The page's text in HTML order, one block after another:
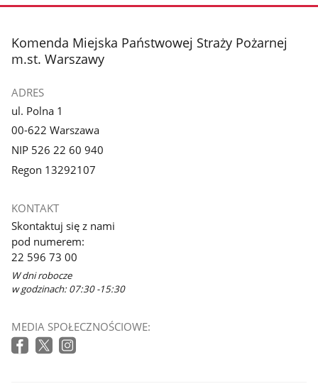
stopka
Komenda Miejska Państwowej Straży Pożarnej
m.st. Warszawy
ADRES
ul. Polna 1
00-622 Warszawa
NIP 526 22 60 940
Regon 13292107
KONTAKT
Skontaktuj się z nami
pod numerem:
22 596 73 00
W dni robocze
w godzinach: 07:30 -15:30
MEDIA SPOŁECZNOŚCIOWE: